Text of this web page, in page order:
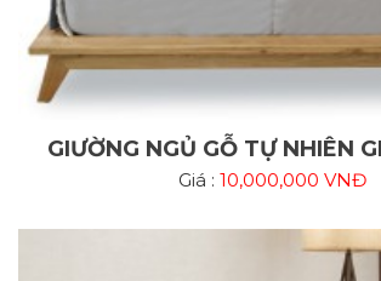
GIƯỜNG NGỦ GỖ TỰ NHIÊN
Giá : 10,000,000 VNĐ